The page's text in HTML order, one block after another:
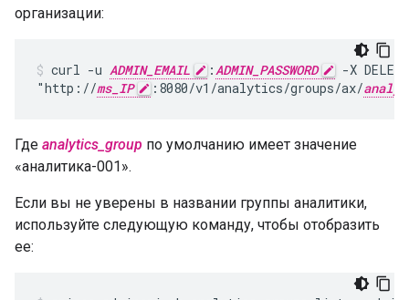
организации:
curl -u ADMIN_EMAIL :ADMIN_PASSWORD
-X
"http://ms_IP :8080/v1/analytics/groups/ax/
Где analytics_group по умолчанию имеет значение
«аналитика-001».
Если вы не уверены в названии группы аналитики,
используйте следующую команду, чтобы отобразить
ее: